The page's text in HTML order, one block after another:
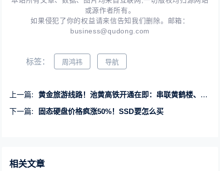
或源作者所有。
如果侵犯了你的权益请来信告知我们删除。邮箱：
business@qudong.com
标签： 周鸿祎 导航
上一篇:
黄金旅游线路！池黄高铁开通在即：串联黄鹤楼、西湖、黄山等景区
下一篇:
固态硬盘价格疯涨50%！SSD要怎么买
相关文章